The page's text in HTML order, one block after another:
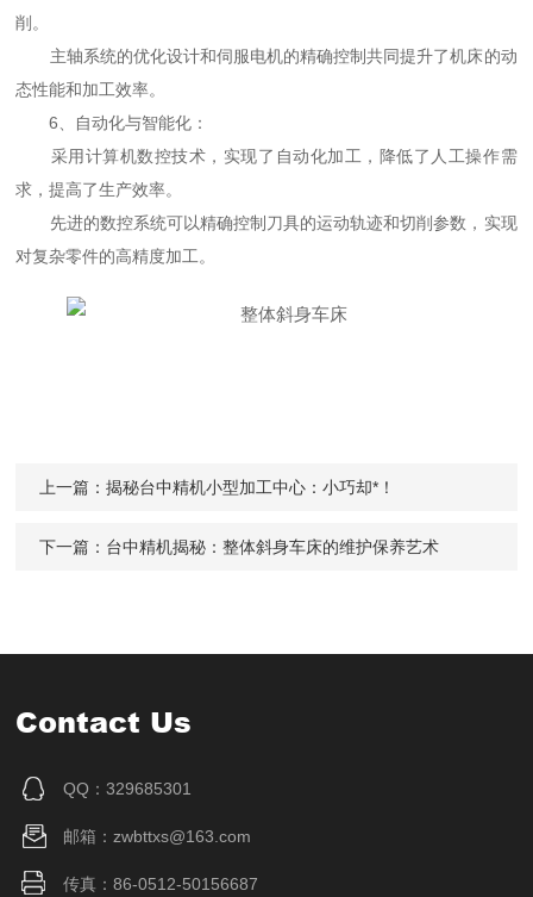
削。
主轴系统的优化设计和伺服电机的精确控制共同提升了机床的动
态性能和加工效率。
6、自动化与智能化：
采用计算机数控技术，实现了自动化加工，降低了人工操作需
求，提高了生产效率。
先进的数控系统可以精确控制刀具的运动轨迹和切削参数，实现
对复杂零件的高精度加工。
上一篇：揭秘台中精机小型加工中心：小巧却*！
下一篇： 台中精机揭秘：整体斜身车床的维护保养艺术
Contact Us
QQ：329685301
邮箱：zwbttxs@163.com
传真：86-0512-50156687